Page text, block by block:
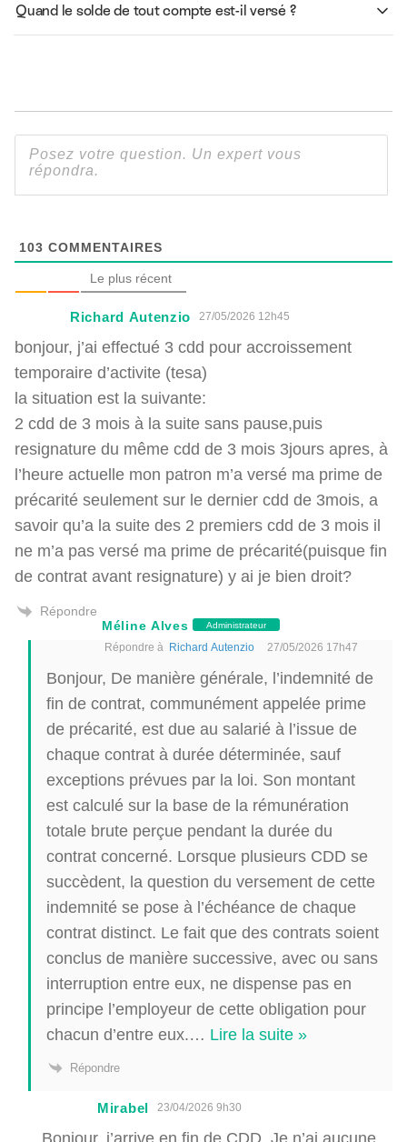
Quand le solde de tout compte est-il versé ?
103 COMMENTAIRES
Le plus récent
Richard Autenzio 27/05/2026 12h45
bonjour, j’ai effectué 3 cdd pour accroissement
temporaire d’activite (tesa)
la situation est la suivante:
2 cdd de 3 mois à la suite sans pause,puis
resignature du même cdd de 3 mois 3jours apres, à
l’heure actuelle mon patron m’a versé ma prime de
précarité seulement sur le dernier cdd de 3mois, a
savoir qu’a la suite des 2 premiers cdd de 3 mois il
ne m’a pas versé ma prime de précarité(puisque fin
de contrat avant resignature) y ai je bien droit?
Répondre
Méline Alves
Administrateur
Répondre à Richard Autenzio 27/05/2026 17h47
Bonjour, De manière générale, l’indemnité de
fin de contrat, communément appelée prime
de précarité, est due au salarié à l’issue de
chaque contrat à durée déterminée, sauf
exceptions prévues par la loi. Son montant
est calculé sur la base de la rémunération
totale brute perçue pendant la durée du
contrat concerné. Lorsque plusieurs CDD se
succèdent, la question du versement de cette
indemnité se pose à l’échéance de chaque
contrat distinct. Le fait que des contrats soient
conclus de manière successive, avec ou sans
interruption entre eux, ne dispense pas en
principe l’employeur de cette obligation pour
chacun d’entre eux.… Lire la suite »
Répondre
Mirabel 23/04/2026 9h30